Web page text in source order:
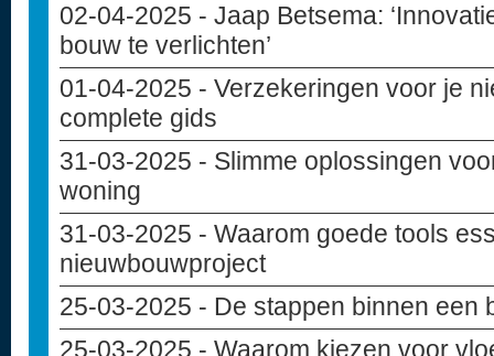
02-04-2025 - Jaap Betsema:
bouw te verlichten’
01-04-2025 - Verzekeringen voor je
complete gids
31-03-2025 - Slimme oplossingen
woning
31-03-2025 - Waarom goede tools
nieuwbouwproject
25-03-2025 - De stappen binnen een
25-03-2025 - Waarom kiezen voor